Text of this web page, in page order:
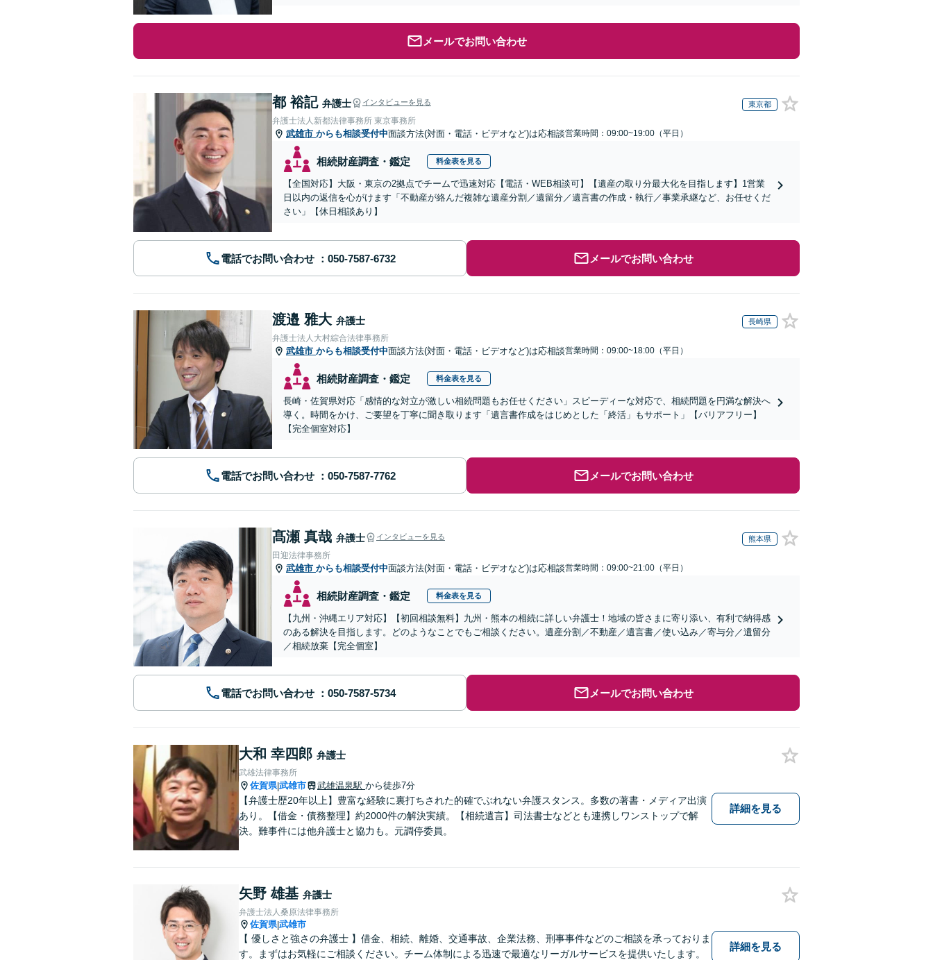
メールでお問い合わせ
都 裕記 弁護士 インタビューを見る 東京都
弁護士法人新都法律事務所 東京事務所
武雄市 からも相談受付中面談方法(対面・電話・ビデオなど)は応相談営業時間：09:00~19:00（平日）
相続財産調査・鑑定 料金表を見る
【全国対応】大阪・東京の2拠点でチームで迅速対応【電話・WEB相談可】【遺産の取り分最大化を目指します】1営業
日以内の返信を心がけます「不動産が絡んだ複雑な遺産分割／遺留分／遺言書の作成・執行／事業承継など、お任せくだ
さい」【休日相談あり】
電話でお問い合わせ メールでお問い合わせ
渡邉 雅大 弁護士 長崎県
弁護士法人大村綜合法律事務所
武雄市 からも相談受付中面談方法(対面・電話・ビデオなど)は応相談営業時間：09:00~18:00（平日）
相続財産調査・鑑定 料金表を見る
長崎・佐賀県対応「感情的な対立が激しい相続問題もお任せください」スピーディーな対応で、相続問題を円満な解決へ
導く。時間をかけ、ご要望を丁寧に聞き取ります「遺言書作成をはじめとした「終活」もサポート」【バリアフリー】
【完全個室対応】
電話でお問い合わせ メールでお問い合わせ
髙瀬 真哉 弁護士 インタビューを見る 熊本県
田迎法律事務所
武雄市 からも相談受付中面談方法(対面・電話・ビデオなど)は応相談営業時間：09:00~21:00（平日）
相続財産調査・鑑定 料金表を見る
【九州・沖縄エリア対応】【初回相談無料】九州・熊本の相続に詳しい弁護士！地域の皆さまに寄り添い、有利で納得感
のある解決を目指します。どのようなことでもご相談ください。遺産分割／不動産／遺言書／使い込み／寄与分／遺留分
／相続放棄【完全個室】
電話でお問い合わせ メールでお問い合わせ
大和 幸四郎 弁護士
武雄法律事務所
佐賀県|武雄市 武雄温泉駅 から徒歩7分
【弁護士歴20年以上】豊富な経験に裏打ちされた的確でぶれない弁護スタンス。多数の著書・メディア出演
あり。【借金・債務整理】約2000件の解決実績。【相続遺言】司法書士などとも連携しワンストップで解
決。難事件には他弁護士と協力も。元調停委員。
詳細を見る
矢野 雄基 弁護士
弁護士法人桑原法律事務所
佐賀県|武雄市
【 優しさと強さの弁護士 】借金、相続、離婚、交通事故、企業法務、刑事事件などのご相談を承っておりま
す。まずはお気軽にご相談ください。チーム体制による迅速で最適なリーガルサービスを提供いたします。
詳細を見る